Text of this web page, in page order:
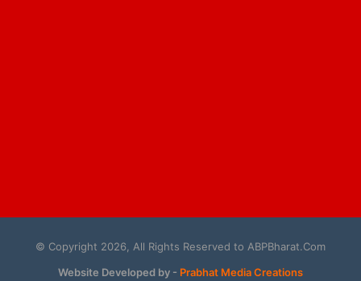
© Copyright 2026, All Rights Reserved to ABPBharat.Com
Website Developed by - Prabhat Media Creations